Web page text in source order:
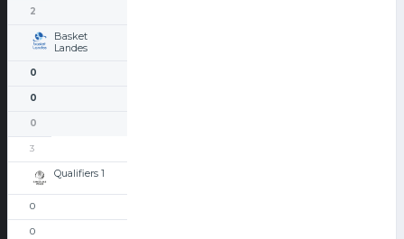
2
Basket
Landes
0
0
0
3
Qualifiers 1
0
0